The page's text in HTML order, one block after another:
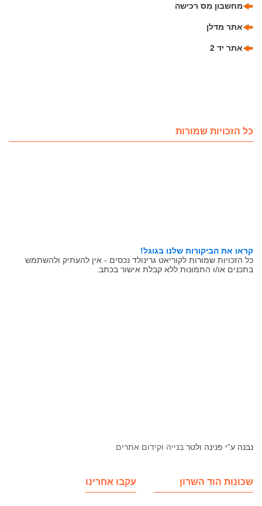
מחשבון מס רכישה
אתר מדלן
אתר יד 2
כל הזכויות שמורות
קראו את הביקורות שלנו בגוגל!
כל הזכויות שמורות לקוריאט גרינולד נכסים - אין להעתיק ולהשתמש
בתכנים או/ו התמונות ללא קבלת אישור בכתב.
נבנה ע”י פנינה ולטר בנייה וקידום אתרים
שכונות הוד השרון עקבו אחרינו